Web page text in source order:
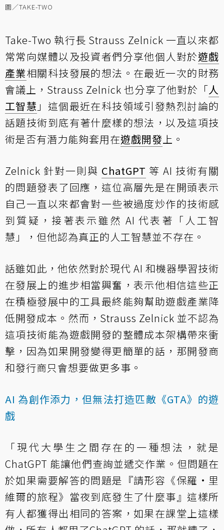
圖／TAKE-TWO
Take-Two 執行長 Strauss Zelnick 一直以來都
常常向媒體以及投資者們分享他個人對於遊戲
產業相關科技發展的想法。在最近一次的財務
會議上，Strauss Zelnick 也分享了他對於「人
工智慧 」這個最近在科技領域引發熱烈討論的
話題技術到底有著什麼樣的想法，以及這項技
術是否有潛力能夠套用在遊戲開發上。
Zelnick 針對一則與 ChatGPT 等 AI 技術有關
的問題發表了回應，這位高層先是在開頭表示
自己一直以來都會對一些被過度炒作的技術感
到質疑，接著表示雖然 AI 代表著「人工智
慧」，但他認為真正的人工智慧並不存在。
話雖如此，他依然對於現代 AI 和機器學習技術
在發展上的進步相當興奮，表示他相信這些正
在積極發展中的工具最終能夠幫助遊戲產業降
低開發成本。然而，Strauss Zelnick 並不認為
這項技術能為遊戲開發的整體成本架構帶來衝
擊，因為如果開發變得更簡單的話，那開發商
和發行商只會想要做更多事。
AI 為創作添力，但無法打造匹敵《GTA》的遊
戲
「現代大學生之間存在的一種想法，就是
ChatGPT 能讓他們查詢並遞交作業。但問題在
於如果需要解答的問題是『請形容《保羅·里
維爾的旅程》當夜到底發生了什麼事』這樣所
有人都獲得出相同的答案，如果在課堂上這樣